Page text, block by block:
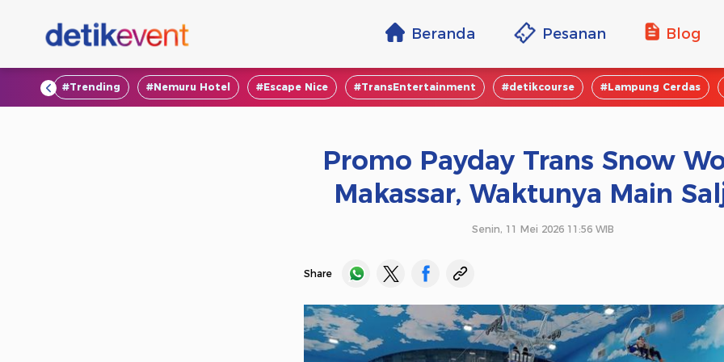
Beranda Pesanan Blog
#Trending #Nemuru Hotel #Escape Nice #TransEntertainment #detikcourse #Lampung Cerdas
Promo Payday Trans Snow
Makassar, Waktunya Main
Senin, 11 Mei 2026 11:56 WIB
Share